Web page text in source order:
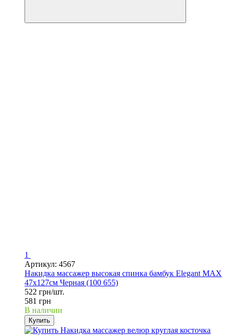
1
Артикул: 4567
Накидка массажер высокая спинка бамбук Elegant MAX
47x127см Черная (100 655)
522 грн/шт.
581 грн
В наличии
Купить